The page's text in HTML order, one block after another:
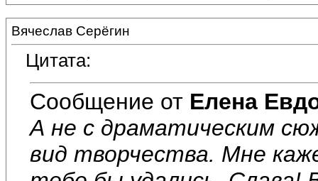
Вячеслав Серёгин
Цитата:
Сообщение от Елена
А не с драматическим
вид творчества. Мне